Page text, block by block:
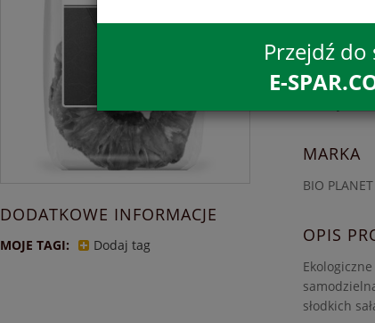
DODATKOWE INFORMACJE
MOJE TAGI: Dodaj tag
krążki
MARKA
BIO PLANET
OPIS
słodkich
Przejdź do
E-